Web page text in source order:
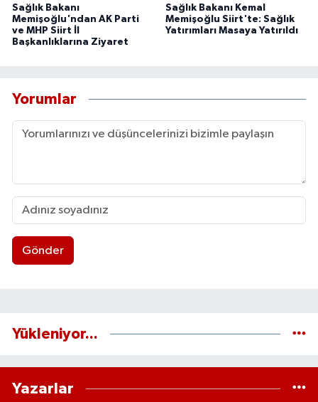
Sağlık Bakanı
Memişoğlu'ndan AK Parti
ve MHP Siirt İl
Başkanlıklarına Ziyaret
Sağlık Bakanı Kemal
Memişoğlu Siirt'te: Sağlık
Yatırımları Masaya Yatırıldı
Yorumlar
Gönder
Yükleniyor...
Yazarlar